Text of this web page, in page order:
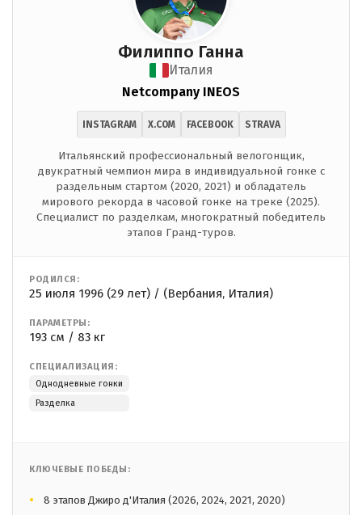
Филиппо Ганна
Италия
Netcompany INEOS
INSTAGRAM X.COM FACEBOOK STRAVA
Итальянский профессиональный велогонщик,
двукратный чемпион мира в индивидуальной гонке с
раздельным стартом (2020, 2021) и обладатель
мирового рекорда в часовой гонке на треке (2025).
Специалист по разделкам, многократный победитель
этапов Гранд-туров.
РОДИЛСЯ:
25 июля 1996 (29 лет) / (Вербания, Италия)
ПАРАМЕТРЫ:
193 см / 83 кг
СПЕЦИАЛИЗАЦИЯ:
Однодневные гонки
Разделка
КЛЮЧЕВЫЕ ПОБЕДЫ:
8 этапов Джиро д'Италия (2026, 2024, 2021, 2020)